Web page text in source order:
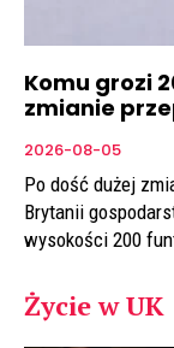
Komu grozi
zmianie
2026-08-05
Po dość dużej
Brytanii
wysokości 200
Życie w UK